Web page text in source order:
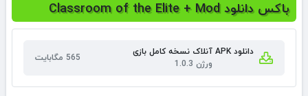
باکس دانلود Classroom of the Elite + Mod
دانلود APK آنلاک نسخه کامل بازی
ورژن 1.0.3
565 مگابایت